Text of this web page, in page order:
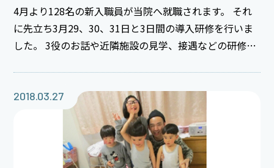
4月より128名の新入職員が当院へ就職されます。 それ
に先立ち3月29、30、31日と3日間の導入研修を行いま
した。 3役のお話や近隣施設の見学、接遇などの研修を
2018.03.27